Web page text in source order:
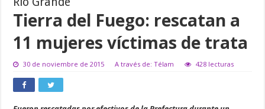
Tierra del Fuego: rescatan a
11 mujeres víctimas de trata
30 de noviembre de 2015 A través de: Télam 428 lecturas